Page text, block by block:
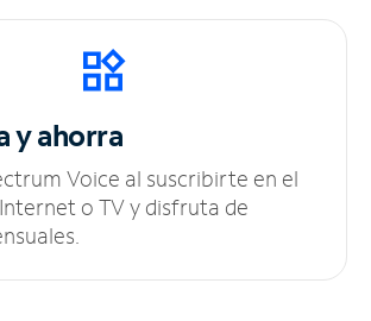
y ahorra
Voice al suscribirte en el
o TV y disfruta de